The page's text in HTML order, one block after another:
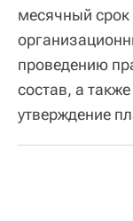
месячный
проведению
состав, а
утверждение